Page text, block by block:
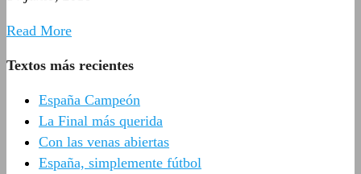
Read More
Textos más recientes
España Campeón
La Final más querida
Con las venas abiertas
España, simplemente fútbol